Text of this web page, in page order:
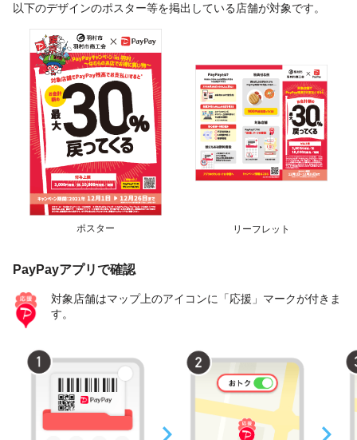
以下のデザインのポスター等を掲出している店舗が対象です。
ポスター リーフレット
PayPayアプリで確認
対象店舗はマップ上のアイコンに「応援」マークが付きま
す。